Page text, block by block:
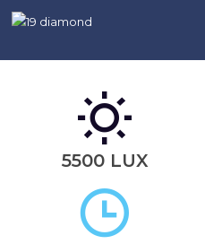
5500 LUX